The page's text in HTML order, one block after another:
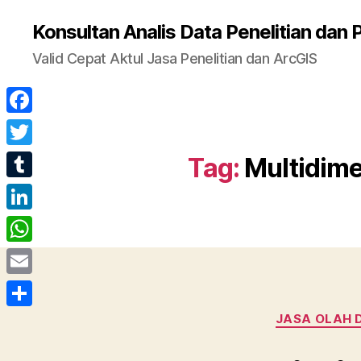
Konsultan Analis Data Penelitian dan
Valid Cepat Aktul Jasa Penelitian dan ArcGIS
Tag:
JASA OLAH
F
a
c
e
b
o
o
k
T
w
i
t
t
e
T
u
m
b
L
i
n
k
W
h
a
E